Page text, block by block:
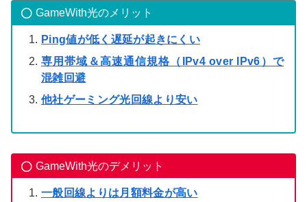
GameWith光のメリット
Ping値が低く遅延が起きにくい
専用帯域＆高速通信規格（IPv4 over IPv6）で
混雑回避
他社ゲーミング光回線より安い
GameWith光のデメリット
一般回線よりは月額料金が高い